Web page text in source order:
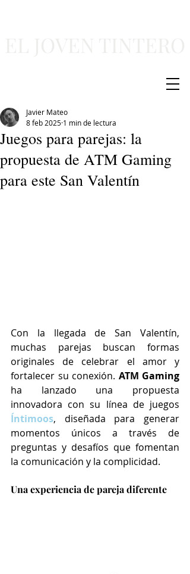
Juegos para parejas: la
propuesta de ATM Gaming
para este San Valentín
Javier Mateo
8 feb 2025 1 min de lectura
Con la llegada de San Valentín,
muchas parejas buscan formas
originales de celebrar el amor y
fortalecer su conexión. ATM Gaming
ha lanzado una propuesta
Íntimoos, diseñada para generar
momentos únicos a través de
preguntas y desafíos que fomentan
la comunicación y la complicidad.
Una experiencia de pareja diferente